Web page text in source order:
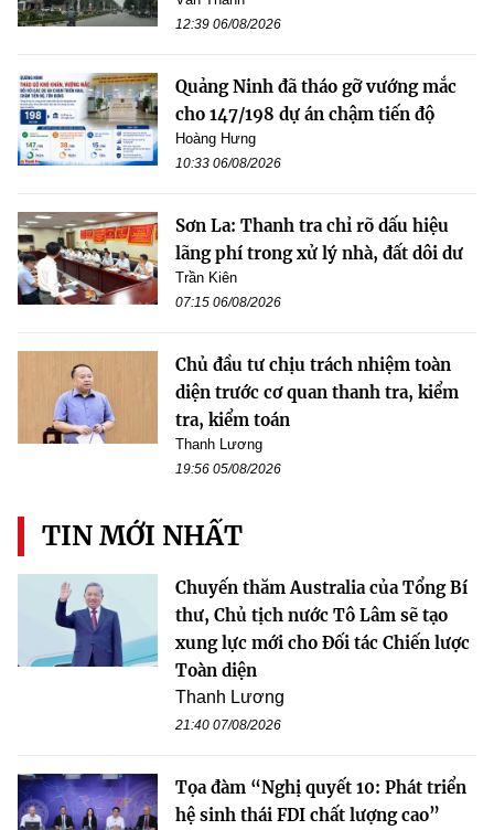
12:39 06/08/2026
Quảng Ninh đã tháo gỡ vướng mắc
cho 147/198 dự án chậm tiến độ
Hoàng Hưng
10:33 06/08/2026
Sơn La: Thanh tra chỉ rõ dấu hiệu
lãng phí trong xử lý nhà, đất dôi dư
Trần Kiên
07:15 06/08/2026
Chủ đầu tư chịu trách nhiệm toàn
diện trước cơ quan thanh tra, kiểm
tra, kiểm toán
Thanh Lương
19:56 05/08/2026
TIN MỚI NHẤT
Chuyến thăm Australia của Tổng Bí
thư, Chủ tịch nước Tô Lâm sẽ tạo
xung lực mới cho Đối tác Chiến lược
Toàn diện
Thanh Lương
21:40 07/08/2026
Tọa đàm “Nghị quyết 10: Phát triển
hệ sinh thái FDI chất lượng cao”